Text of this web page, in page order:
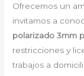
Ofrecemos un
invitamos a
polarizado 3mm
restricciones y
trabajos a